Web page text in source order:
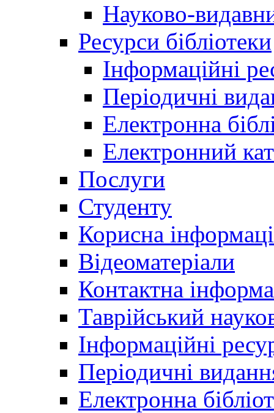
Науково-
Ресурси бібліотеки
Інформаційні
Періодичні
Електронна
Електронний
Послуги
Студенту
Корисна
Відеоматеріали
Контактна
Таврійський
Інформаційні
Періодичні
Електронна